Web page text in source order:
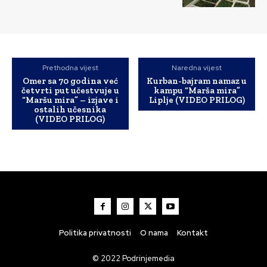
Prethodna vijest
Omer sa 70 godina već
četvrti put učestvuje u
“Maršu mira” – izjave i
ostalih učesnika
(VIDEO PRILOG)
Naredna vijest
Kurban-bajram namaz u
kampu “Marša mira”
Liplje (VIDEO PRILOG)
Politika privatnosti O nama Kontakt
© 2022 Podrinjemedia